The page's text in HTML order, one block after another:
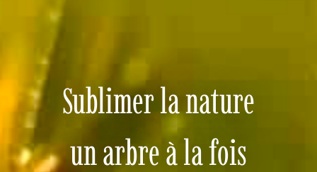
Sublimer la nature
un arbre à la fois